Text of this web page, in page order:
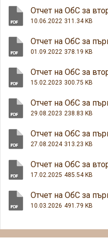
Отчет на ОбС за
10.06.2022 311.34 KB
Отчет на ОбС за
01.09.2022 378.19 KB
Отчет на ОбС за
15.02.2023 300.75 KB
Отчет на ОбС за
29.08.2023 238.83 KB
Отчет на ОбС за
27.08.2024 313.23 KB
Отчет на ОбС за
17.02.2025 485.54 KB
Oтчет на ОбС за
10.03.2026 491.79 KB